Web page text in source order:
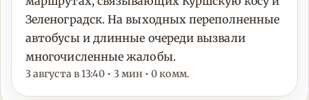
Зеленоградск. На выходных переполненные
автобусы и длинные очереди вызвали
многочисленные жалобы.
3 августа в 13:40 • 3 мин • 0 комм.